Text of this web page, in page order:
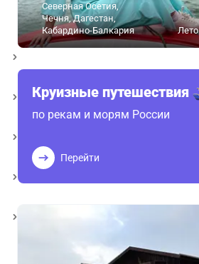
Северная Осетия,
Чечня, Дагестан,
Кабардино-Балкария
Лето
Круизные путешествия
по рекам и морям России
Перейти